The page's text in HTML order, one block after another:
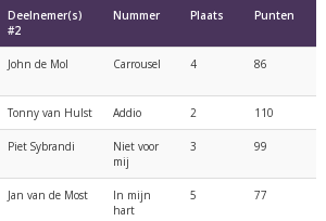
Deelnemer(s)
#2
Nummer Plaats Punten
John de Mol Carrousel 4 86
Tonny van Hulst Addio 2 110
Piet Sybrandi
Niet voor
mij
3 99
Jan van de Most
In mijn
hart
5 77